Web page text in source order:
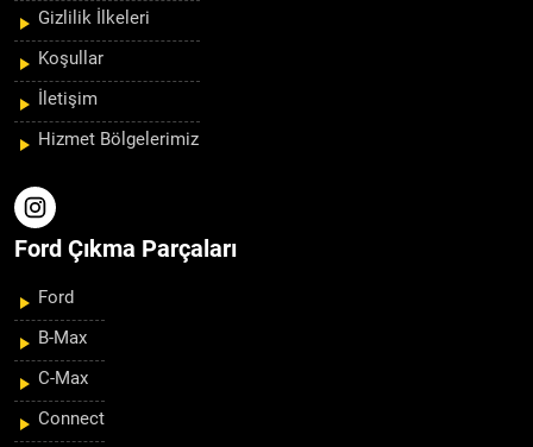
Gizlilik İlkeleri
Koşullar
İletişim
Hizmet Bölgelerimiz
Ford Çıkma Parçaları
Ford
B-Max
C-Max
Connect